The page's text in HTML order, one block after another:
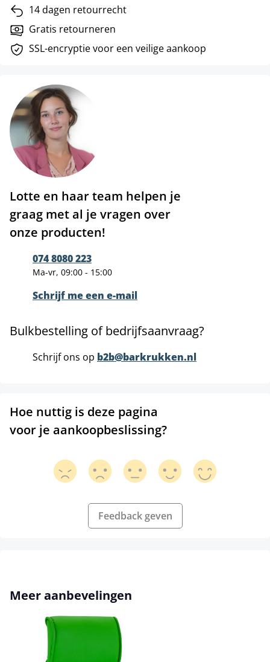
14 dagen retourrecht
Gratis retourneren
SSL-encryptie voor een veilige aankoop
Lotte en haar team helpen je
graag met al je vragen over
onze producten!
074 8080 223
Ma-vr, 09:00 - 15:00
Schrijf me een e-mail
Bulkbestelling of bedrijfsaanvraag?
Schrijf ons op b2b@barkrukken.nl
Hoe nuttig is deze pagina
voor je aankoopbeslissing?
Feedback geven
Productgalerij overslaan
Meer aanbevelingen